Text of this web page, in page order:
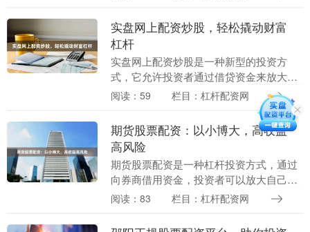
资门户不仅能提....
实盘网上配资炒股，轻松撬动财富
杠杆
实盘网上配资炒股是一种新型的投资方
式，它允许投资者通过借贷资金来放大自
己的投资额度，从而撬动更大的财富杠
杆。与传统炒股相比，实盘网上配资炒股
具有以下优势： * ....
阅读：59 栏目：杠杆配资网
期货股票配资：以小博大，高收益
高风险
期货股票配资是一种杠杆投资方式，通过
向券商借用资金，投资者可以放大自己的
资金规模，从而提高收益率。然而，配资
益** 配资....
阅读：83 栏目：杠杆配资网